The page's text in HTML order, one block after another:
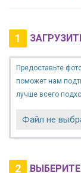
1
Предоставьте
поможет нам
лучше всего
Файл не
2